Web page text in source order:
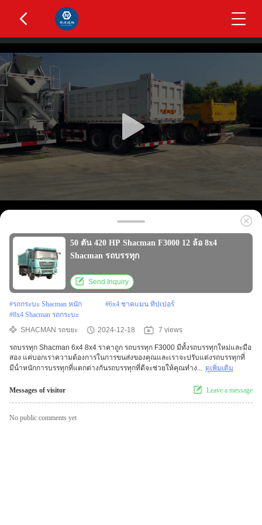
50 ตัน 420 HP Shacman F3000 12 ล้อ 8x4
Shacman รถบรรทุก
Send Inquiry
#รถกระบะ Shacman หนัก #6x4 ชาคแมน ทิปเปอร์
#8x4 Shacman รถกระบะ
SHACMAN รถขยะ
2024-12-18 7 views
รถบรรทุก Shacman 6x4 8x4 ราคาถูก รถบรรทุก F3000 มีทั้งรถบรรทุกใหม่และมือ
สอง แค่บอกเราความต้องการในการขนส่งของคุณและเราจะปรับแต่งรถบรรทุกที่
มีน้ําหนักการบรรทุกที่แตกต่างกันรถบรรทุกที่ดีจะช่วยให้คุณทําง... ดูเพิ่มเติม
Messages of visitor Leave a message
No public comments yet